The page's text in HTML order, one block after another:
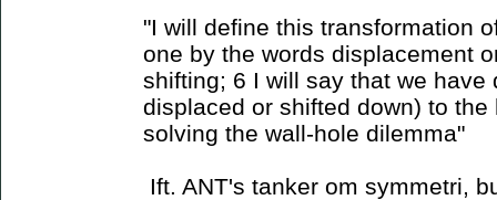
"I will define this transformation
one by the words displacement
shifting; 6 I will say that we have
displaced or shifted down) to
solving the wall-hole dilemma"
Ift. ANT's tanker om symmetri,